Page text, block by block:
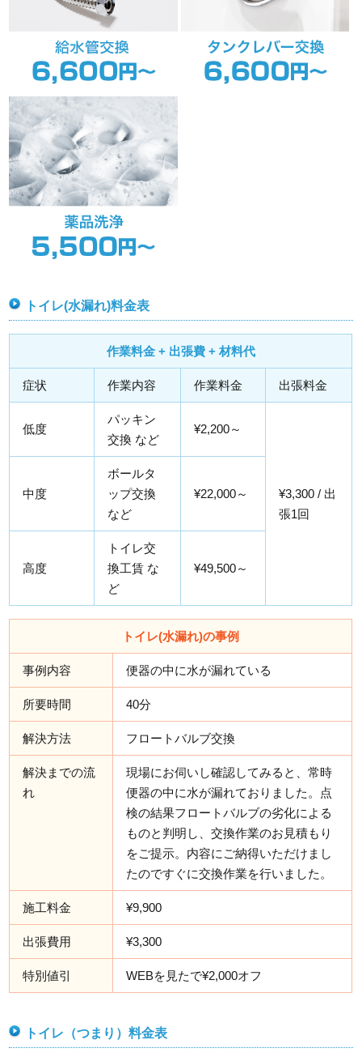
トイレ(水漏れ)料金表
作業料金 + 出張費 + 材料代
症状 作業内容 作業料金 出張料金
低度
パッキン
交換 など
¥2,200～
¥3,300 / 出
張1回
中度
ボールタ
ップ交換
など
¥22,000～
高度
トイレ交
換工賃 な
ど
¥49,500～
トイレ(水漏れ)の事例
事例内容 便器の中に水が漏れている
所要時間 40分
解決方法 フロートバルブ交換
解決までの流
れ
現場にお伺いし確認してみると、常時
便器の中に水が漏れておりました。点
検の結果フロートバルブの劣化による
ものと判明し、交換作業のお見積もり
をご提示。内容にご納得いただけまし
たのですぐに交換作業を行いました。
施工料金 ¥9,900
出張費用 ¥3,300
特別値引 WEBを見たで¥2,000オフ
トイレ（つまり）料金表